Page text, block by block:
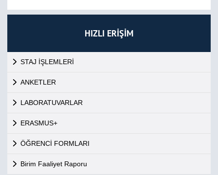
HIZLI ERİŞİM
STAJ İŞLEMLERİ
ANKETLER
LABORATUVARLAR
ERASMUS+
ÖĞRENCİ FORMLARI
Birim Faaliyet Raporu